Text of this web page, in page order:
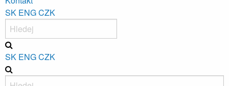
SK ENGCZK
SK ENGCZK